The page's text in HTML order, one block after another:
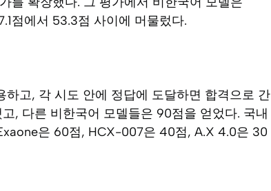
점에서 53.3점 사이에 머물렀다.
고, 각 시도 안에 정답에 도달하면 합격으로 간
, 다른 비한국어 모델들은 90점을 얻었다. 국내
은 60점, HCX-007은 40점, A.X 4.0은 30